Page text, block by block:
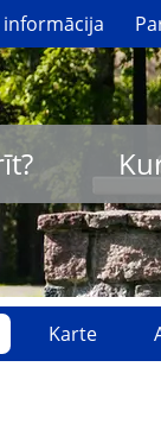
Karte